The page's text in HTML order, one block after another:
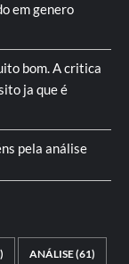
em genero
bom. A critica
ja que é
pela análise
ANÁLISE(61)